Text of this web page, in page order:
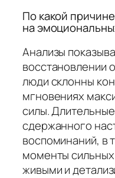
По какой
на
Анализы
восстановлении
люди склонны
мгновениях
силы.
сдержанного
воспоминаний, в
моменты
живыми и